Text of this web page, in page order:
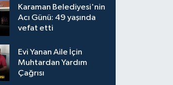
Karaman Belediyesi'nin
Acı Günü: 49 yaşında
vefat etti
Evi Yanan Aile İçin
Muhtardan Yardım
Çağrısı